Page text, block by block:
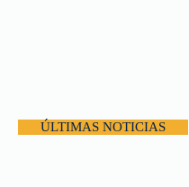
ÚLTIMAS NOTICIAS